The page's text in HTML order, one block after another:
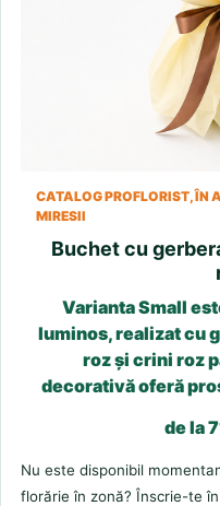
CATALOG PROFLORIST, ÎN
MIRESII
Buchet cu
Varianta Small
luminos, realizat cu
roz și crini roz
decorativă oferă
de la
Nu este disponibil
florărie în zonă? Înscrie-te